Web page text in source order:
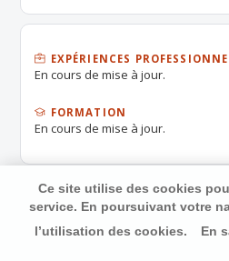
EXPÉRIENCES
En cours de mise à jour.
FORMATION
En cours de mise à jour.
Ce site utilise des cookies
service. En poursuivant votre
l’utilisation des cookies.
En